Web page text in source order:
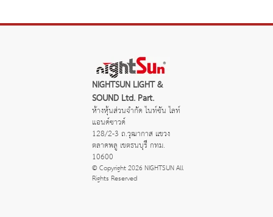
NIGHTSUN LIGHT &
SOUND Ltd. Part.
ห้างหุ้นส่วนจำกัด ไนท์ซัน ไลท์
แอนด์ซาวด์
128/2-3 ถ.วุฒากาส แขวง
ตลาดพลู เขตธนบุรี กทม.
10600
© Copyright 2026 NIGHTSUN All
Rights Reserved